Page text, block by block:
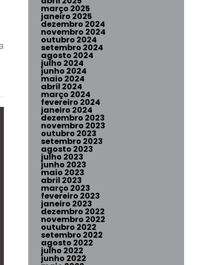
março 2025
janeiro 2025
dezembro 2024
novembro 2024
outubro 2024
setembro 2024
agosto 2024
julho 2024
junho 2024
maio 2024
abril 2024
março 2024
fevereiro 2024
janeiro 2024
dezembro 2023
novembro 2023
outubro 2023
setembro 2023
agosto 2023
julho 2023
junho 2023
maio 2023
abril 2023
março 2023
fevereiro 2023
janeiro 2023
dezembro 2022
novembro 2022
outubro 2022
setembro 2022
agosto 2022
julho 2022
junho 2022